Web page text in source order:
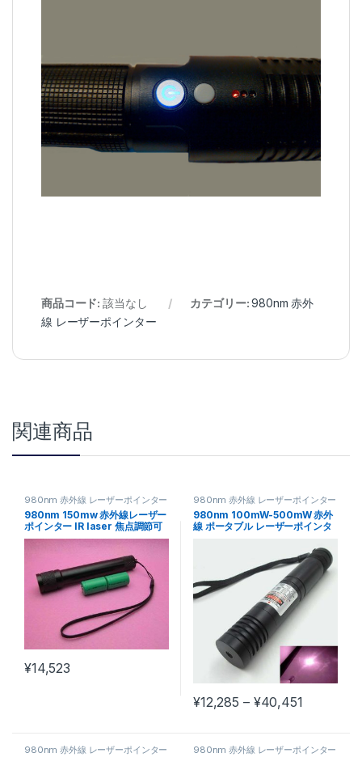
商品コード:該当なし カテゴリー:980nm 赤外
線 レーザーポインター
関連商品
980nm 赤外線 レーザーポインター
980nm 150mw 赤外線レーザー
ポインター IR laser 焦点調節可
能 / 夜間の可視能力のフィルイン
¥14,523
980nm 赤外線 レーザーポインター
980nm 100mW-500mW 赤外
線 ポータブル レーザーポインタ
¥12,285 – ¥40,451価格帯:
980nm 赤外線 レーザーポインター 980nm 赤外線 レーザーポインター